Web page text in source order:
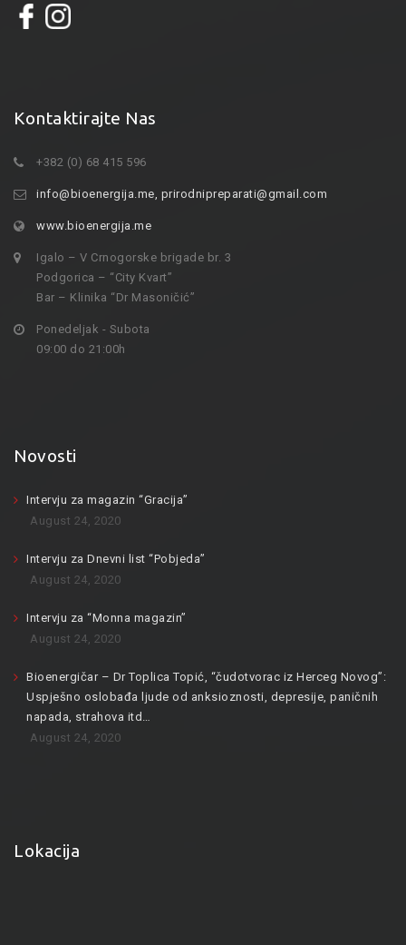
Kontaktirajte Nas
+382 (0) 68 415 596
info@bioenergija.me prirodnipreparati@gmail.com
www.bioenergija.me
Igalo – V Crnogorske brigade br. 3
Podgorica – “City Kvart”
Bar – Klinika “Dr Masoničić”
Ponedeljak - Subota
09:00 do 21:00h
Novosti
Intervju za magazin “Gracija”
August 24, 2020
Intervju za Dnevni list “Pobjeda”
August 24, 2020
Intervju za “Monna magazin”
August 24, 2020
Bioenergičar – Dr Toplica Topić, “čudotvorac iz Herceg Novog”:
Uspješno oslobađa ljude od anksioznosti, depresije, paničnih
napada, strahova itd…
August 24, 2020
Lokacija